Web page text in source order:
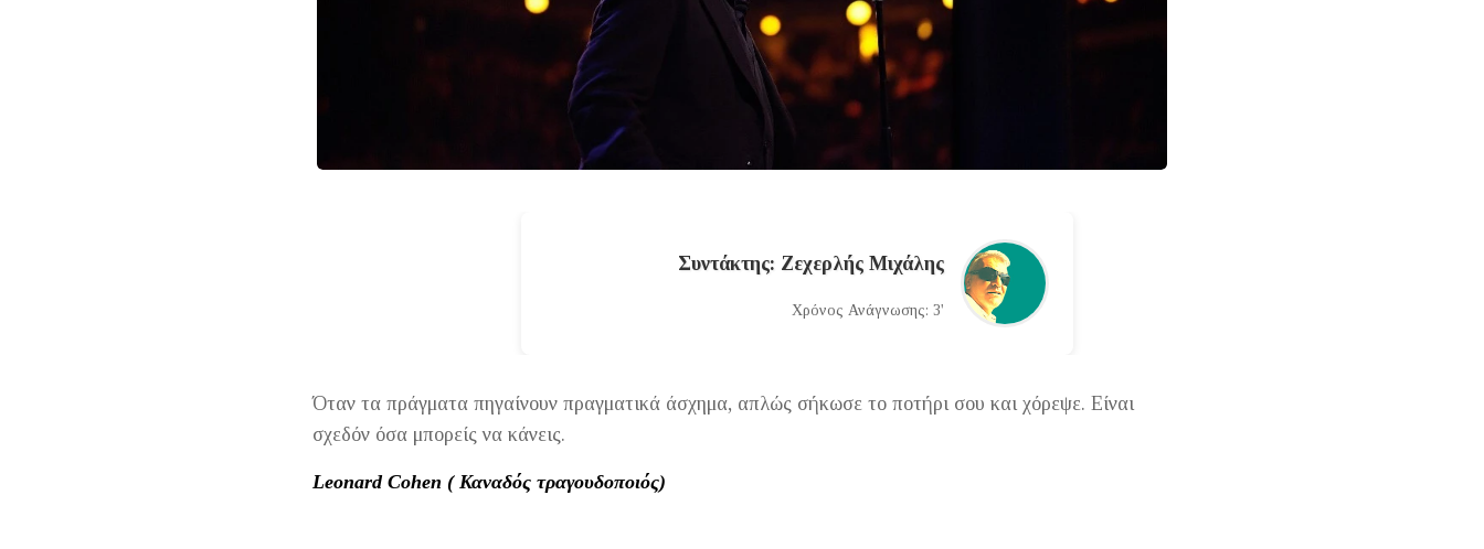
Συντάκτης: Ζεχερλής Μιχάλης
Χρόνος Ανάγνωσης: 3'
Όταν τα πράγματα πηγαίνουν πραγματικά άσχημα, απλώς σήκωσε το ποτήρι σου και χόρεψε. Είναι
σχεδόν όσα μπορείς να κάνεις.
Leonard Cohen ( Καναδός τραγουδοποιός)